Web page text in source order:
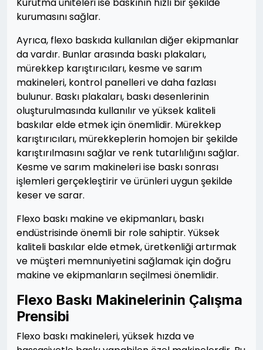
kurumasını sağlar.
Ayrıca, flexo baskıda kullanılan diğer ekipmanlar
da vardır. Bunlar arasında baskı plakaları,
mürekkep karıştırıcıları, kesme ve sarım
makineleri, kontrol panelleri ve daha fazlası
bulunur. Baskı plakaları, baskı desenlerinin
oluşturulmasında kullanılır ve yüksek kaliteli
baskılar elde etmek için önemlidir. Mürekkep
karıştırıcıları, mürekkeplerin homojen bir şekilde
karıştırılmasını sağlar ve renk tutarlılığını sağlar.
Kesme ve sarım makineleri ise baskı sonrası
işlemleri gerçekleştirir ve ürünleri uygun şekilde
keser ve sarar.
Flexo baskı makine ve ekipmanları, baskı
endüstrisinde önemli bir role sahiptir. Yüksek
kaliteli baskılar elde etmek, üretkenliği artırmak
ve müşteri memnuniyetini sağlamak için doğru
makine ve ekipmanların seçilmesi önemlidir.
Flexo Baskı Makinelerinin Çalışma
Prensibi
Flexo baskı makineleri, yüksek hızda ve